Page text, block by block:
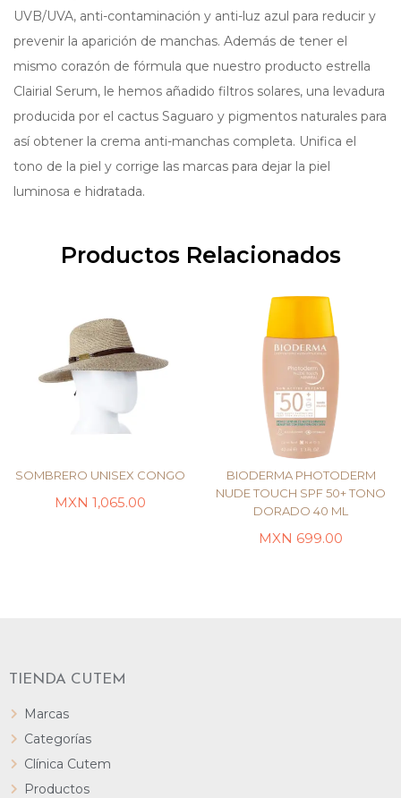
UVB/UVA, anti-contaminación y anti-luz azul para reducir y
prevenir la aparición de manchas. Además de tener el
mismo corazón de fórmula que nuestro producto estrella
Clairial Serum, le hemos añadido filtros solares, una levadura
producida por el cactus Saguaro y pigmentos naturales para
así obtener la crema anti-manchas completa. Unifica el
tono de la piel y corrige las marcas para dejar la piel
luminosa e hidratada.
Productos Relacionados
AÑADIR AL CARRITO
BIODERMA PHOTODERM
NUDE TOUCH SPF 50+ TONO
DORADO 40 ML
699.00
SOMBRERO UNISEX CONGO
1,065.00
TIENDA CUTEM
Marcas
Categorías
Clínica Cutem
Productos